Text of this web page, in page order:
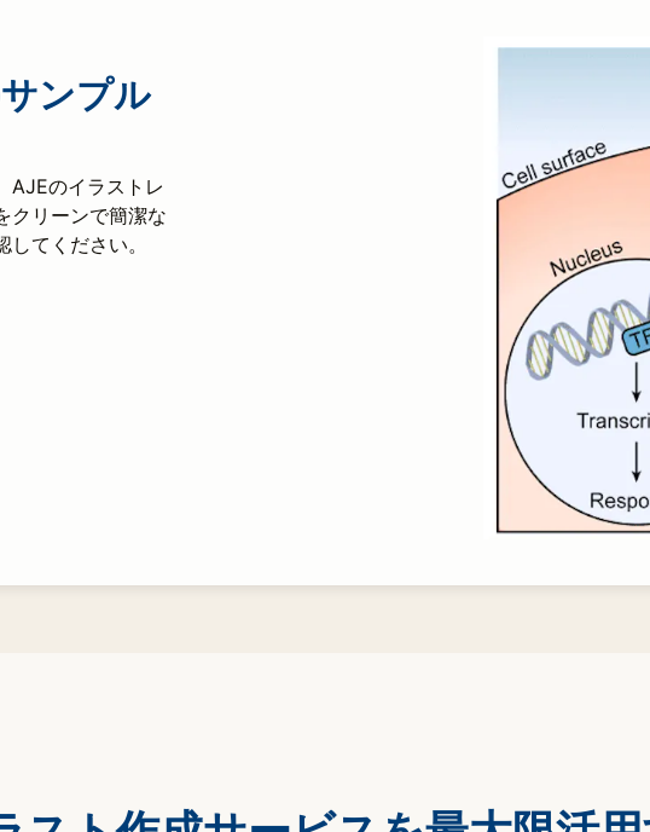
ンプル
AJEのイラストレ
クリーンで簡潔な
てください。